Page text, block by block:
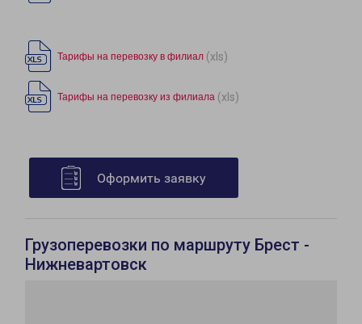
Тарифы на перевозку в филиал (xls)
Тарифы на перевозку из филиала (xls)
Оформить заявку
Грузоперевозки по маршруту Брест -
Нижневартовск